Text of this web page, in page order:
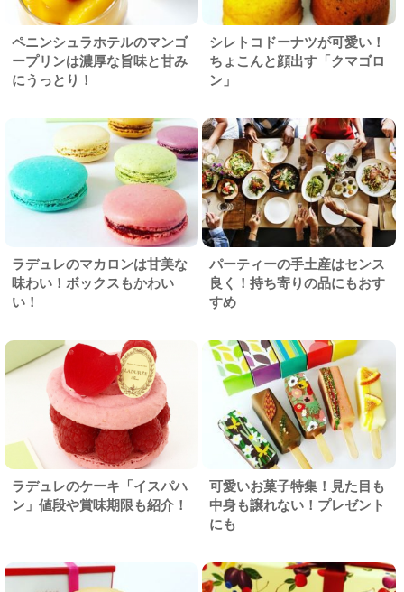
ペニンシュラホテルのマンゴ
ープリンは濃厚な旨味と甘み
にうっとり！
シレトコドーナツが可愛い！
ちょこんと顔出す「クマゴロ
ン」
ラデュレのマカロンは甘美な
味わい！ボックスもかわい
い！
パーティーの手土産はセンス
良く！持ち寄りの品にもおす
すめ
ラデュレのケーキ「イスパハ
ン」値段や賞味期限も紹介！
可愛いお菓子特集！見た目も
中身も譲れない！プレゼント
にも